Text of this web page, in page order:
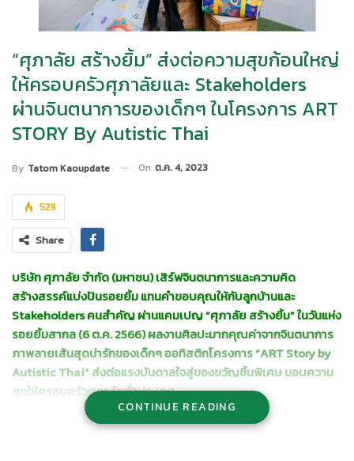
“ศุภาลัย สร้างยิ้ม” ส่งต่อความสุขก้อนใหญ่
ให้ครอบครัวศุภาลัยและ Stakeholders
ผ่านจินตนาการของเด็กๆ ในโครงการ ART
STORY By Autistic Thai
By Tatom Kaoupdate On ต.ค. 4, 2023
529
Share
บริษัท ศุภาลัย จำกัด(มหาชน) เสิร์ฟจินตนาการและความคิด
สร้างสรรค์แบ่งปันรอยยิ้ม แทนคำขอบคุณให้กับลูกบ้านและ
Stakeholders คนสำคัญ ผ่านแคมเปญ “ศุภาลัย สร้างยิ้ม” ในวันแห่ง
รอยยิ้มสากล (6 ต.ค. 2566) ผลงานศิลปะมากคุณค่าจากจินตนาการ
ภาพลายเส้นสุดน่ารักของเด็กๆ ออทิสติกโครงการ “ART Story by
Autistic Thai” ส่งต่อแรงบันดาลใจสู่ของขวัญชิ้นพิเศษ มอบความ
สุขให้ครอบครัวศุภาลัยทั่วประเทศ
CONTINUE READING